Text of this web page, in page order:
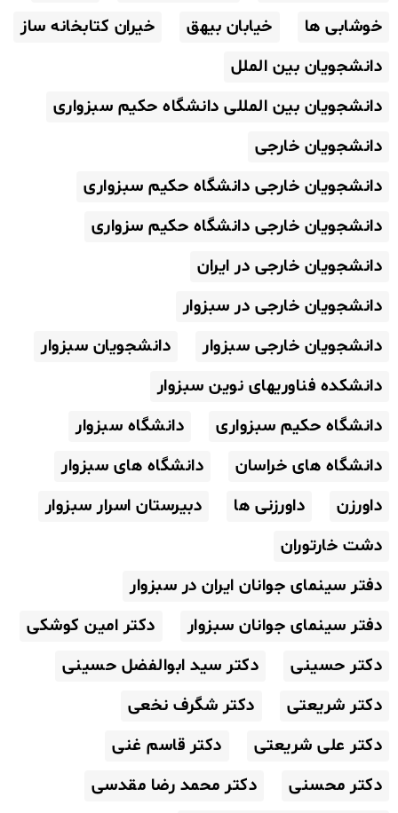
خوشابی ها
خیابان بیهق
خیران کتابخانه ساز
دانشجویان بین الملل
دانشجویان بین المللی دانشگاه حکیم سبزواری
دانشجویان خارجی
دانشجویان خارجی دانشگاه حکیم سبزواری
دانشجویان خارجی دانشگاه حکیم سزواری
دانشجویان خارجی در ایران
دانشجویان خارجی در سبزوار
دانشجویان خارجی سبزوار
دانشجویان سبزوار
دانشکده فناوریهای نوین سبزوار
دانشگاه حکیم سبزواری
دانشگاه سبزوار
دانشگاه های خراسان
دانشگاه های سبزوار
داورزن
داورزنی ها
دبیرستان اسرار سبزوار
دشت خارتوران
دفتر سینمای جوانان ایران در سبزوار
دفتر سینمای جوانان سبزوار
دکتر امین کوشکی
دکتر حسینی
دکتر سید ابوالفضل حسینی
دکتر شریعتی
دکتر شگرف نخعی
دکتر علی شریعتی
دکتر قاسم غنی
دکتر محسنی
دکتر محمد رضا مقدسی